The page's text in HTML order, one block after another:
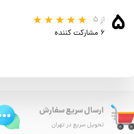
۵
از ۵
۶ مشارکت کننده
ارسال سریع سفارش
تحویل سریع در تهران